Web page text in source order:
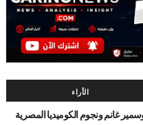
الأراء
غانم ونجوم الكوميديا المصرية